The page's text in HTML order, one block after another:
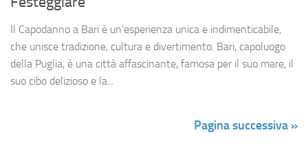
Il Capodanno a Bari è un’esperienza unica e indimenticabile,
che unisce tradizione, cultura e divertimento. Bari, capoluogo
della Puglia, è una città affascinante, famosa per il suo mare, il
suo cibo delizioso e la...
Pagina successiva »